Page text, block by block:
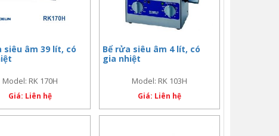
siêu âm 39 lít, có
Model: RK 170H
Giá: Liên hệ
Bể rửa siêu âm 4 lít, có
gia nhiệt
Model: RK 103H
Giá: Liên hệ